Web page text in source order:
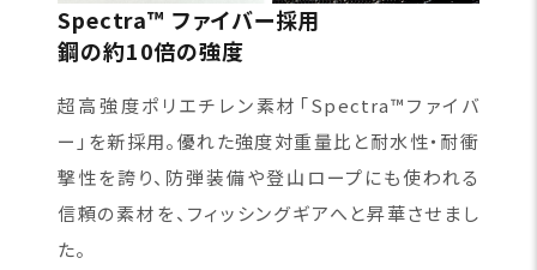
Spectra™ ファイバー採用
鋼の約10倍の強度
超高強度ポリエチレン素材「Spectra™ファイバ
ー」を新採用。優れた強度対重量比と耐水性・耐衝
撃性を誇り、防弾装備や登山ロープにも使われる
信頼の素材を、フィッシングギアへと昇華させまし
た。